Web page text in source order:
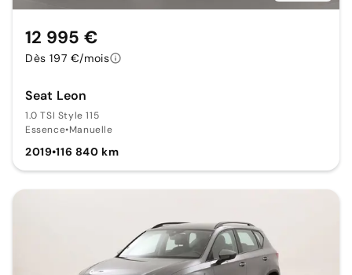
Seat Leon
1.0 TSI Style 115
Essence•Manuelle
2019•116 840 km
12 995 €
Dès 197 €/mois